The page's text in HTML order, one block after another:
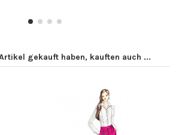
gekauft haben, kauften auch ...